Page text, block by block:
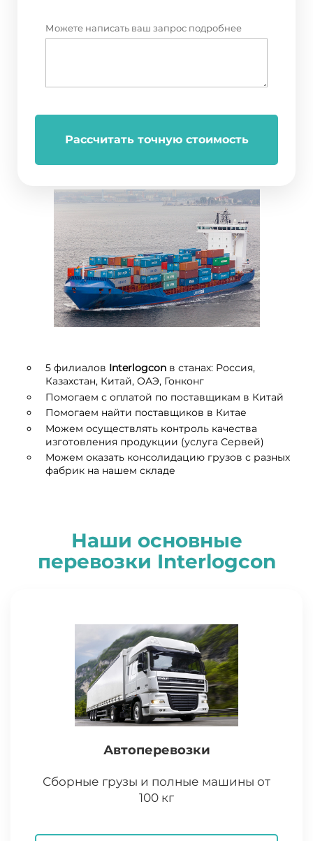
Можете написать ваш запрос подробнее
Рассчитать точную стоимость
5 филиалов Interlogcon в станах: Россия,
Казахстан, Китай, ОАЭ, Гонконг
Помогаем с оплатой по поставщикам в Китай
Помогаем найти поставщиков в Китае
Можем осуществлять контроль качества
изготовления продукции (услуга Сервей)
Можем оказать консолидацию грузов с разных
фабрик на нашем складе
Наши основные
перевозки Interlogcon
Автоперевозки
Сборные грузы и полные машины от
100 кг